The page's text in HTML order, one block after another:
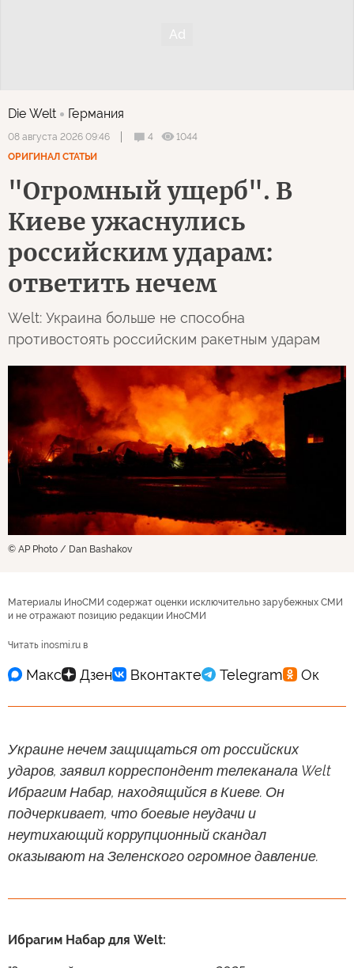
Die Welt Германия
08 августа 2026 09:46 4
1044
ОРИГИНАЛ СТАТЬИ
"Огромный ущерб". В
Киеве ужаснулись
российским ударам:
ответить нечем
Welt: Украина больше не способна
противостоять российским ракетным ударам
© AP Photo / Dan Bashakov
Материалы ИноСМИ содержат оценки исключительно зарубежных СМИ
и не отражают позицию редакции ИноСМИ
Читать inosmi.ru в
Украине нечем защищаться от российских
ударов, заявил корреспондент телеканала Welt
Ибрагим Набар, находящийся в Киеве. Он
подчеркивает, что боевые неудачи и
неутихающий коррупционный скандал
оказывают на Зеленского огромное давление.
Ибрагим Набар для Welt: